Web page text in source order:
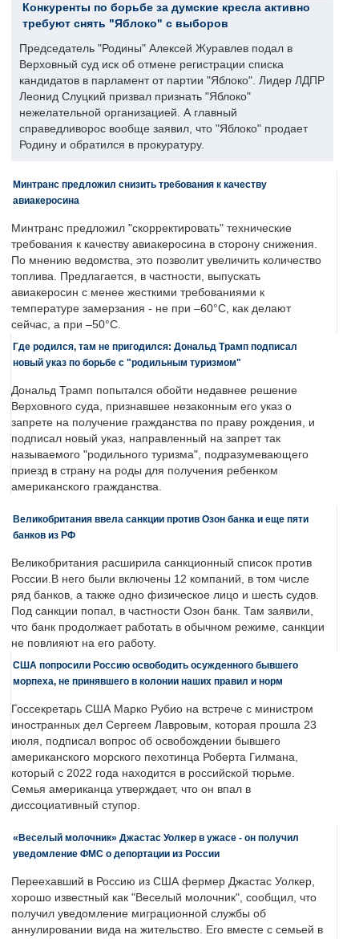
Конкуренты по борьбе за думские кресла активно
требуют снять "Яблоко" с выборов
Председатель "Родины" Алексей Журавлев подал в
Верховный суд иск об отмене регистрации списка
кандидатов в парламент от партии "Яблоко". Лидер ЛДПР
Леонид Слуцкий призвал признать "Яблоко"
нежелательной организацией. А главный
справедливорос вообще заявил, что "Яблоко" продает
Родину и обратился в прокуратуру.
Минтранс предложил снизить требования к качеству
авиакеросина
Минтранс предложил "скорректировать" технические
требования к качеству авиакеросина в сторону снижения.
По мнению ведомства, это позволит увеличить количество
топлива. Предлагается, в частности, выпускать
авиакеросин с менее жесткими требованиями к
температуре замерзания - не при –60°C, как делают
сейчас, а при –50°C.
Где родился, там не пригодился: Дональд Трамп подписал
новый указ по борьбе с "родильным туризмом"
Дональд Трамп попытался обойти недавнее решение
Верховного суда, признавшее незаконным его указ о
запрете на получение гражданства по праву рождения, и
подписал новый указ, направленный на запрет так
называемого "родильного туризма", подразумевающего
приезд в страну на роды для получения ребенком
американского гражданства.
Великобритания ввела санкции против Озон банка и еще пяти
банков из РФ
Великобритания расширила санкционный список против
России.В него были включены 12 компаний, в том числе
ряд банков, а также одно физическое лицо и шесть судов.
Под санкции попал, в частности Озон банк. Там заявили,
что банк продолжает работать в обычном режиме, санкции
не повлияют на его работу.
США попросили Россию освободить осужденного бывшего
морпеха, не принявшего в колонии наших правил и норм
Госсекретарь США Марко Рубио на встрече с министром
иностранных дел Сергеем Лавровым, которая прошла 23
июля, подписал вопрос об освобождении бывшего
американского морского пехотинца Роберта Гилмана,
который с 2022 года находится в российской тюрьме.
Семья американца утверждает, что он впал в
диссоциативный ступор.
«Веселый молочник» Джастас Уолкер в ужасе - он получил
уведомление ФМС о депортации из России
Переехавший в Россию из США фермер Джастас Уолкер,
хорошо известный как "Веселый молочник", сообщил, что
получил уведомление миграционной службы об
аннулировании вида на жительство. Его вместе с семьей в